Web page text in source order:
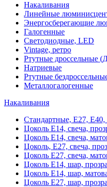
Накаливания
Линейные
Энергосберегающие
Галогенные
Светодиодные, LED
Vintage, ретро
Ртутные дроссельные
Натриевые
Ртутные
Металлогалогенные
Накаливания
Стандартные, Е27, Е40,
Цоколь Е14, свеча,
Цоколь Е14, свеча,
Цоколь, Е27, свеча,
Цоколь Е27, свеча,
Цоколь Е14, шар,
Цоколь Е14, шар,
Цоколь Е27, шар,